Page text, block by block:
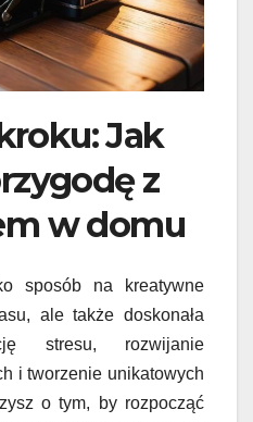
Jak
z
w domu
sposób na kreatywne
ale także doskonała
stresu, rozwijanie
i tworzenie unikatowych
o tym, by rozpocząć